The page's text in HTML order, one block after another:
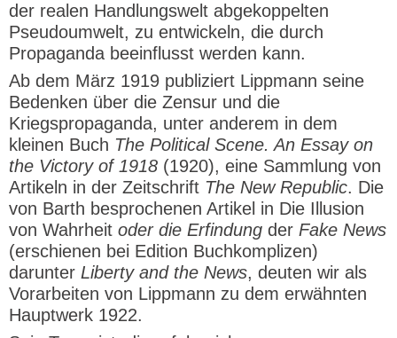
der realen Handlungswelt abgekoppelten
Pseudoumwelt, zu entwickeln, die durch
Propaganda beeinflusst werden kann.
Ab dem März 1919 publiziert Lippmann seine
Bedenken über die Zensur und die
Kriegspropaganda, unter anderem in dem
kleinen Buch The Political Scene. An Essay on
the Victory of 1918 (1920), eine Sammlung von
Artikeln in der Zeitschrift The New Republic. Die
von Barth besprochenen Artikel in Die Illusion
von Wahrheit oder die Erfindung der Fake News
(erschienen bei Edition Buchkomplizen)
darunter Liberty and the News, deuten wir als
Vorarbeiten von Lippmann zu dem erwähnten
Hauptwerk 1922.